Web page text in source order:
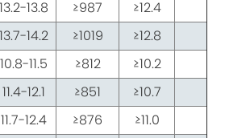
13.2-13.8 ≥987 ≥12.4
13.7-14.2 ≥1019 ≥12.8
10.8-11.5 ≥812 ≥10.2
11.4-12.1 ≥851 ≥10.7
11.7-12.4 ≥876 ≥11.0